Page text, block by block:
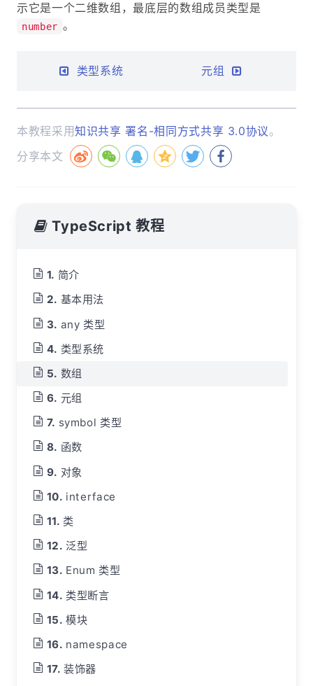
示它是一个二维数组，最底层的数组成员类型是
number 。
类型系统 元组
本教程采用知识共享 署名-相同方式共享 3.0协议。
分享本文
TypeScript 教程
简介
基本用法
any 类型
类型系统
数组
元组
symbol 类型
函数
对象
interface
类
泛型
Enum 类型
类型断言
模块
namespace
装饰器